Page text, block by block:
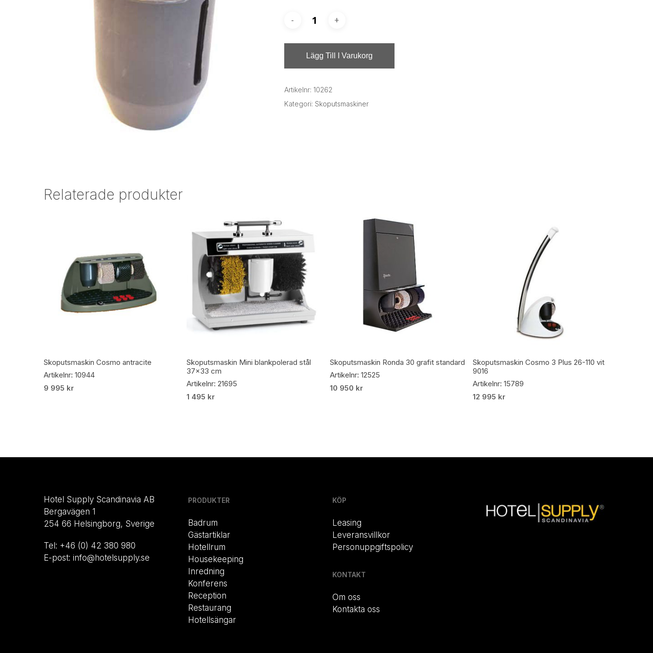
Lägg Till I Varukorg
Artikelnr: 10262
Kategori: Skoputsmaskiner
Relaterade produkter
Lägg Till I Varukorg
Skoputsmaskin Cosmo antracite
Artikelnr: 10944
9 995 kr
Lägg Till I Varukorg
Skoputsmaskin Mini blankpolerad stål
37×33 cm
Artikelnr: 21695
1 495 kr
Lägg Till I Varukorg
Skoputsmaskin Ronda 30 grafit standard
Artikelnr: 12525
10 950 kr
Lägg Till I Varukorg
Skoputsmaskin Cosmo 3 Plus 26-110 vit
9016
Artikelnr: 15789
12 995 kr
Hotel Supply Scandinavia AB
Bergavägen 1
254 66 Helsingborg, Sverige
Tel: +46 (0) 42 380 980
E-post: info@hotelsupply.se
PRODUKTER
Badrum
Gästartiklar
Hotellrum
Housekeeping
Inredning
Konferens
Reception
Restaurang
Hotellsängar
KÖP
Leasing
Leveransvillkor
Personuppgiftspolicy
KONTAKT
Om oss
Kontakta oss